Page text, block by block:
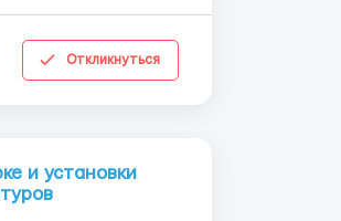
Откликнуться
и установки